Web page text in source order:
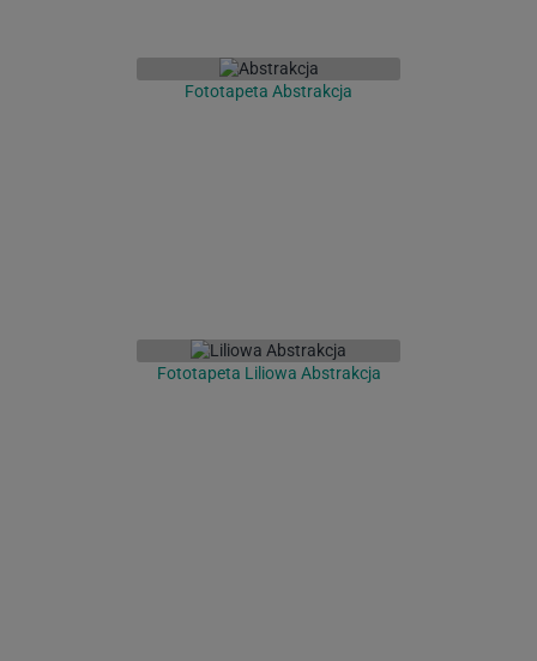
Fototapeta Abstrakcja
Fototapeta Liliowa Abstrakcja